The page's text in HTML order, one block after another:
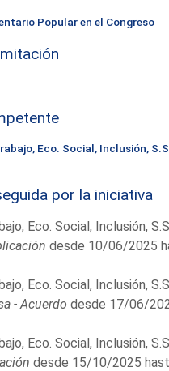
Popular en el Congreso
Eco. Social, Inclusión,
por la iniciativa
Eco. Social, Inclusión,
desde 10/06/2025
Eco. Social, Inclusión,
- Acuerdo desde 17/06/
Eco. Social, Inclusión,
desde 15/10/2025